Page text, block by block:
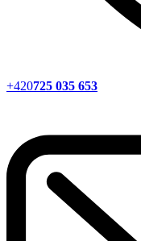
+420725 035 653